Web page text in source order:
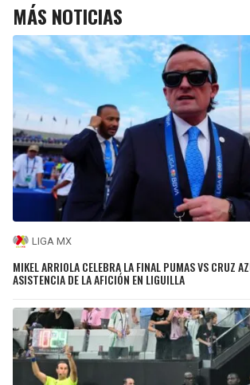
MÁS NOTICIAS
LIGA MX
MIKEL ARRIOLA CELEBRA LA FINAL PUMAS VS CRUZ
ASISTENCIA DE LA AFICIÓN EN LIGUILLA